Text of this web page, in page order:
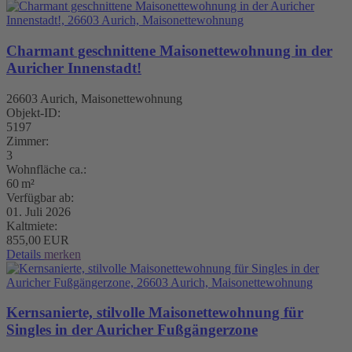
Charmant geschnittene Maisonettewohnung in der
Auricher Innenstadt!
26603 Aurich, Maisonettewohnung
Objekt-ID:
5197
Zimmer:
3
Wohnfläche ca.:
60 m²
Verfügbar ab:
01. Juli 2026
Kaltmiete:
855,00 EUR
Details merken
Kernsanierte, stilvolle Maisonettewohnung für
Singles in der Auricher Fußgängerzone